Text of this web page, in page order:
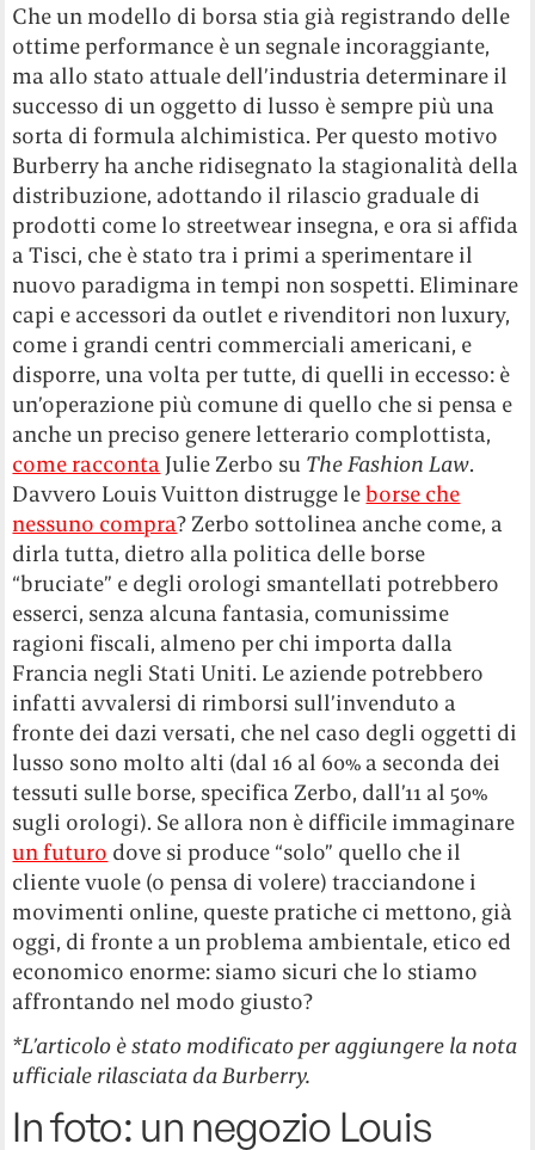
Che un modello di borsa stia già registrando delle
ottime performance è un segnale incoraggiante,
ma allo stato attuale dell’industria determinare il
successo di un oggetto di lusso è sempre più una
sorta di formula alchimistica. Per questo motivo
Burberry ha anche ridisegnato la stagionalità della
distribuzione, adottando il rilascio graduale di
prodotti come lo streetwear insegna, e ora si affida
a Tisci, che è stato tra i primi a sperimentare il
nuovo paradigma in tempi non sospetti. Eliminare
capi e accessori da outlet e rivenditori non luxury,
come i grandi centri commerciali americani, e
disporre, una volta per tutte, di quelli in eccesso: è
un’operazione più comune di quello che si pensa e
anche un preciso genere letterario complottista,
come racconta Julie Zerbo su The Fashion Law.
Davvero Louis Vuitton distrugge leborse che
nessuno compra? Zerbo sottolinea anche come, a
dirla tutta, dietro alla politica delle borse
“bruciate” e degli orologi smantellati potrebbero
esserci, senza alcuna fantasia, comunissime
ragioni fiscali, almeno per chi importa dalla
Francia negli Stati Uniti. Le aziende potrebbero
infatti avvalersi di rimborsi sull’invenduto a
fronte dei dazi versati, che nel caso degli oggetti di
lusso sono molto alti (dal 16 al 60% a seconda dei
tessuti sulle borse, specifica Zerbo, dall’11 al 50%
sugli orologi). Se allora non è difficile immaginare
un futuro dove si produce “solo” quello che il
cliente vuole (o pensa di volere) tracciandone i
movimenti online, queste pratiche ci mettono, già
oggi, di fronte a un problema ambientale, etico ed
economico enorme: siamo sicuri che lo stiamo
affrontando nel modo giusto?
*L’articolo è stato modificato per aggiungere la nota
ufficiale rilasciata da Burberry.
In foto: un negozio Louis